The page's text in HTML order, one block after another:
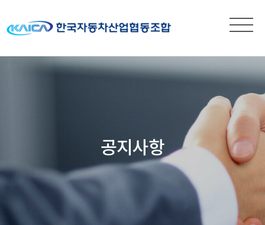
공지사항